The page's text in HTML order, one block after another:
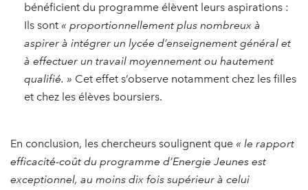
bénéficient du programme élèvent leurs aspirations :
Ils sont « proportionnellement plus nombreux à
aspirer à intégrer un lycée d’enseignement général et
à effectuer un travail moyennement ou hautement
qualifié. » Cet effet s’observe notamment chez les filles
et chez les élèves boursiers.
En conclusion, les chercheurs soulignent que « le rapport
efficacité-coût du programme d’Energie Jeunes est
exceptionnel, au moins dix fois supérieur à celui